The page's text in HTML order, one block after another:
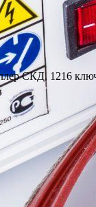
СКД, 1216